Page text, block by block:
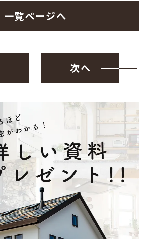
一覧ページへ
次へ